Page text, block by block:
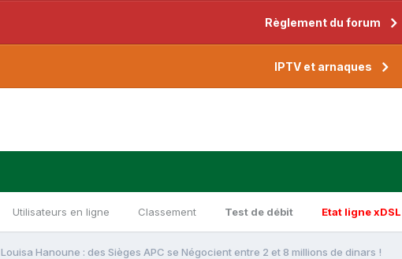
Règlement du forum
IPTV et arnaques
Utilisateurs en ligne Classement Test de débit Etat ligne xDSL
Louisa Hanoune : des Sièges APC se Négocient entre 2 et 8 millions de dinars !